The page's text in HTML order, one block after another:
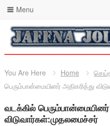
Menu
You Are Here Home
பெரும்பான்மையினர் அதிகரித்து
வடக்கில் பெரும்பான்மையினர்
விடுவார்கள்:முதலமைச்சர்